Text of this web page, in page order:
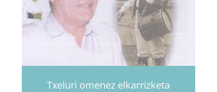
Txeluri omenez elkarrizketa